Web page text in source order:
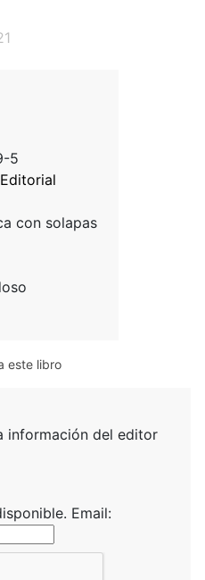
5
con solapas
este libro
información del editor
Email: